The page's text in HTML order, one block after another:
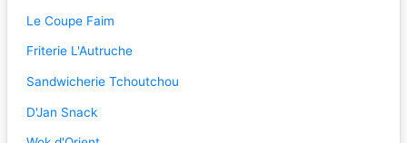
Le Coupe Faim
Friterie L'Autruche
Sandwicherie Tchoutchou
D'Jan Snack